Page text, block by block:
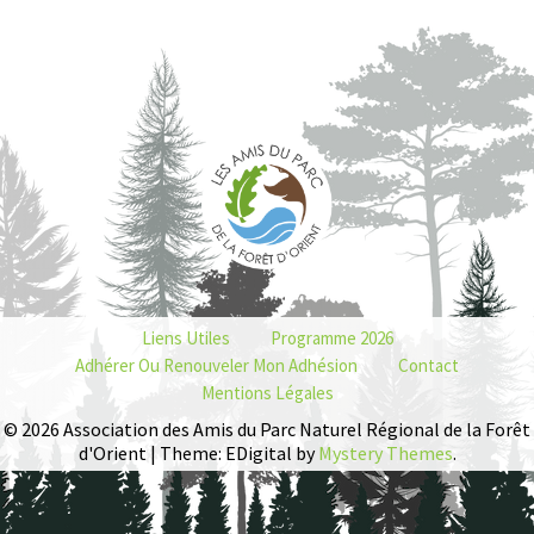
Liens Utiles
Programme 2026
Adhérer Ou Renouveler Mon Adhésion
Contact
Mentions Légales
© 2026 Association des Amis du Parc Naturel Régional de la Forêt
d'Orient | Theme: EDigital byMystery Themes.